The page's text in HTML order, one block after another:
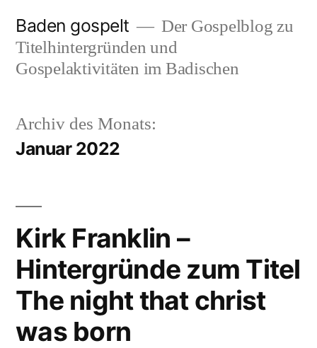
Inhalt
springen
Baden gospelt
Der Gospelblog zu
Titelhintergründen und
Gospelaktivitäten im Badischen
Archiv des Monats:
Januar 2022
Kirk Franklin –
Hintergründe zum Titel
The night that christ
was born